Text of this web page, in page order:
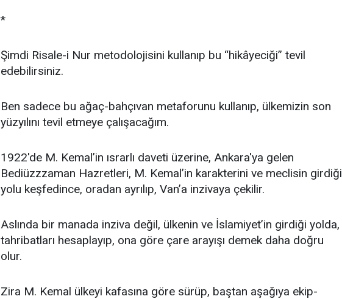
*
Şimdi Risale-i Nur metodolojisini kullanıp bu “hikâyeciği” tevil
edebilirsiniz.
Ben sadece bu ağaç-bahçıvan metaforunu kullanıp, ülkemizin son
yüzyılını tevil etmeye çalışacağım.
1922'de M. Kemal’in ısrarlı daveti üzerine, Ankara'ya gelen
Bediüzzzaman Hazretleri, M. Kemal’in karakterini ve meclisin girdiği
yolu keşfedince, oradan ayrılıp, Van’a inzivaya çekilir.
Aslında bir manada inziva değil, ülkenin ve İslamiyet’in girdiği yolda,
tahribatları hesaplayıp, ona göre çare arayışı demek daha doğru
olur.
Zira M. Kemal ülkeyi kafasına göre sürüp, baştan aşağıya ekip-